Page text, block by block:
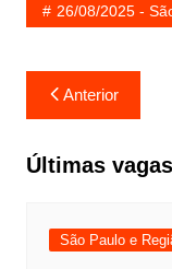
26/08/2025 -
Navegação
de
Post
Anterior
Últimas
São Paulo e